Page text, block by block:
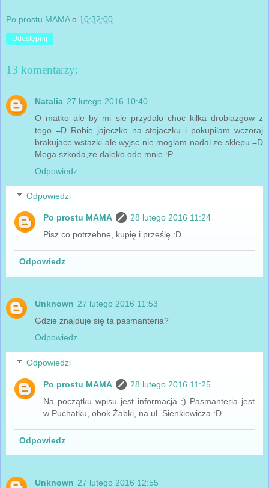
Po prostu MAMA o 10:32:00
Udostępnij
13 komentarzy:
Natalia 27 lutego 2016 10:40
O matko ale by mi sie przydalo choc kilka drobiazgow z
tego =D Robie jajeczko na stojaczku i pokupilam wczoraj
brakujace wstazki ale wyjsc nie moglam nadal ze sklepu =D
Mega szkoda,ze daleko ode mnie :P
Odpowiedz
Odpowiedzi
Po prostu MAMA
28 lutego 2016 11:24
Pisz co potrzebne, kupię i prześlę :D
Odpowiedz
Unknown 27 lutego 2016 11:53
Gdzie znajduje się ta pasmanteria?
Odpowiedz
Odpowiedzi
Po prostu MAMA
28 lutego 2016 11:25
Na początku wpisu jest informacja ;) Pasmanteria jest
w Puchatku, obok Żabki, na ul. Sienkiewicza :D
Odpowiedz
Unknown 27 lutego 2016 12:55